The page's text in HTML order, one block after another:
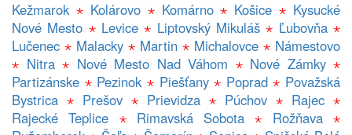
Kežmarok⋆ Kolárovo⋆ Komárno⋆ Košice ⋆ Kysucké
Nové Mesto ⋆ Levice ⋆ Liptovský Mikuláš ⋆ Ľubovňa⋆
Lučenec ⋆ Malacky ⋆ Martin ⋆ Michalovce ⋆ Námestovo
⋆ Nitra⋆ Nové Mesto Nad Váhom ⋆ Nové Zámky⋆
Partizánske ⋆ Pezinok⋆ Piešťany⋆ Poprad⋆ Považská
Bystrica ⋆ Prešov ⋆ Prievidza ⋆ Púchov ⋆ Rajec ⋆
Rajecké Teplice ⋆ Rimavská Sobota ⋆ Rožňava⋆